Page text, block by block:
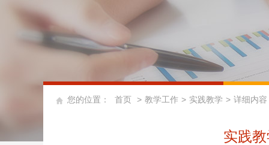
您的位置： 首页 > 教学工作 > 实践教学 > 详细内容
实践